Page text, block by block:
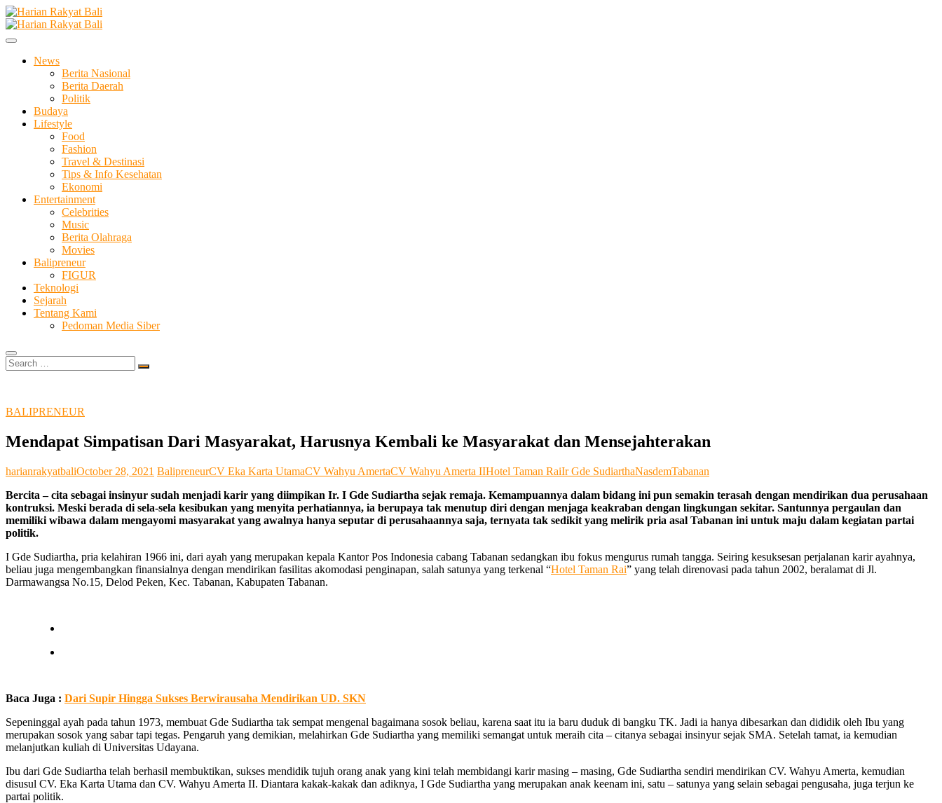
Skip
to
content
Harian Rakyat Bali
Membangun Semangat Kehidupan dan Berbangsa
News
Berita Nasional
Berita Daerah
Politik
Budaya
Lifestyle
Food
Fashion
Travel & Destinasi
Tips & Info Kesehatan
Ekonomi
Entertainment
Celebrities
Music
Berita Olahraga
Movies
Balipreneur
FIGUR
Teknologi
Sejarah
Tentang Kami
Pedoman Media Siber
Search
…
BALIPRENEUR
Mendapat Simpatisan Dari Masyarakat, Harusnya Kembali ke Masyarakat dan Mensejahterakan
harianrakyatbaliOctober 28, 2021 BalipreneurCV Eka Karta UtamaCV Wahyu AmertaCV Wahyu Amerta IIHotel Taman RaiIr Gde SudiarthaNasdemTabanan
Bercita – cita sebagai insinyur sudah menjadi karir yang diimpikan Ir. I Gde Sudiartha sejak remaja. Kemampuannya dalam bidang ini pun semakin terasah dengan mendirikan dua perusahaan
kontruksi. Meski berada di sela-sela kesibukan yang menyita perhatiannya, ia berupaya tak menutup diri dengan menjaga keakraban dengan lingkungan sekitar. Santunnya pergaulan dan
memiliki wibawa dalam mengayomi masyarakat yang awalnya hanya seputar di perusahaannya saja, ternyata tak sedikit yang melirik pria asal Tabanan ini untuk maju dalam kegiatan partai
politik.
I Gde Sudiartha, pria kelahiran 1966 ini, dari ayah yang merupakan kepala Kantor Pos Indonesia cabang Tabanan sedangkan ibu fokus mengurus rumah tangga. Seiring kesuksesan perjalanan karir ayahnya,
beliau juga mengembangkan finansialnya dengan mendirikan fasilitas akomodasi penginapan, salah satunya yang terkenal “Hotel Taman Rai” yang telah direnovasi pada tahun 2002, beralamat di Jl.
Darmawangsa No.15, Delod Peken, Kec. Tabanan, Kabupaten Tabanan.
Baca Juga : Dari Supir Hingga Sukses Berwirausaha Mendirikan UD. SKN
Sepeninggal ayah pada tahun 1973, membuat Gde Sudiartha tak sempat mengenal bagaimana sosok beliau, karena saat itu ia baru duduk di bangku TK. Jadi ia hanya dibesarkan dan dididik oleh Ibu yang
merupakan sosok yang sabar tapi tegas. Pengaruh yang demikian, melahirkan Gde Sudiartha yang memiliki semangat untuk meraih cita – citanya sebagai insinyur sejak SMA. Setelah tamat, ia kemudian
melanjutkan kuliah di Universitas Udayana.
Ibu dari Gde Sudiartha telah berhasil membuktikan, sukses mendidik tujuh orang anak yang kini telah membidangi karir masing – masing, Gde Sudiartha sendiri mendirikan CV. Wahyu Amerta, kemudian
disusul CV. Eka Karta Utama dan CV. Wahyu Amerta II. Diantara kakak-kakak dan adiknya, I Gde Sudiartha yang merupakan anak keenam ini, satu – satunya yang selain sebagai pengusaha, juga terjun ke
partai politik.